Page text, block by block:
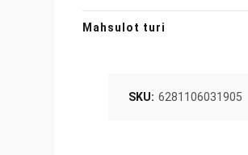
Mahsulot turi
SKU: 6281106031905